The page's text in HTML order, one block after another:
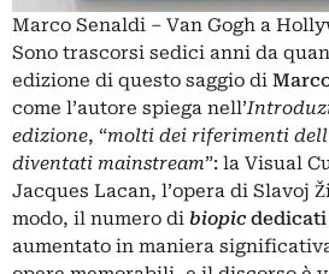
Marco Senaldi – Van Gogh a
Sono trascorsi sedici anni da
edizione di questo saggio di
come l’autore spiega nell’
edizione, “molti dei riferimenti
diventati mainstream”: la Visual
Jacques Lacan, l’opera di Slavoj
modo, il numero di biopic
aumentato in maniera